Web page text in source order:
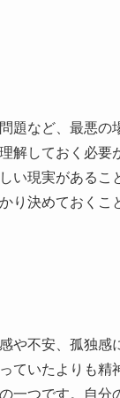
題など、最悪の
解しておく必要
い現実がある
り決めておくこ
や不安、孤独感
ていたよりも
つです。自分